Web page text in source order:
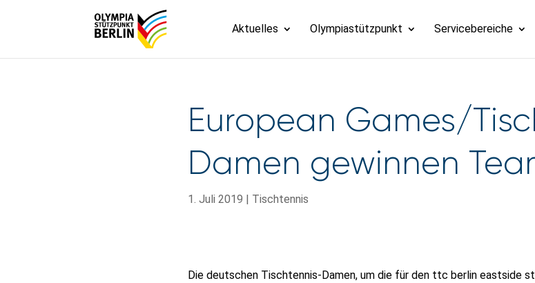
Aktuelles Olympiastützpunkt Servicebereiche
European Games/
Damen gewinnen
1. Juli 2019 | Tischtennis
Die deutschen Tischtennis-Damen, um die für den ttc berlin eastside